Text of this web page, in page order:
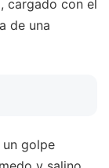
cargado con el
de una
un golpe